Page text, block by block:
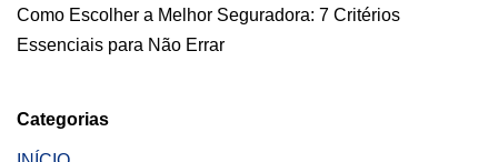
Como Escolher a Melhor Seguradora: 7 Critérios
Essenciais para Não Errar
Categorias